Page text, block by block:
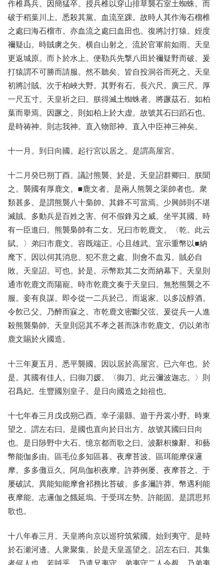
作椎爲兵。因簡猛卒。授兵椎以穿山排草襲石室土蜘蛛。而
破于稻葉川上。悉殺其黨。血流至踝。故時人其作海石榴椎
之處曰海石榴市。亦血流之處曰血田也。復將討打猿。姪度
禰疑山。時賊虜之矢。横自山射之。流於官軍前如雨。天皇
更返城原。而卜於水上。便勒兵先撃八田於禰疑野而破。爰
打猿謂不可勝而請服。然不聽矣。皆自投洞谷而死之。天皇
初將討賊。次于柏峽大野。其野有石。長六尺。廣三尺。厚
一尺五寸。天皇祈之曰。朕得滅土蜘蛛者。將蹶茲石。如柏
葉而擧焉。因蹶之。則如柏上於大虚。故號其石曰蹈石也。
是時祷神。則志我神。直入物部神。直入中臣神三神矣。
十一月。到日向國。起行宮以居之。是謂高屋宮。
十二月癸巳朔丁酉。議討熊襲。於是。天皇詔群卿曰。朕聞
之。襲國有厚鹿文。■鹿文者。是兩人熊襲之渠帥者也。衆
類甚多。是謂熊襲八十梟帥。其鋒不可當焉。少興師則不堪
滅賊。多動兵是百姓之害。何不假鋒刄之威。坐平其國。時
有一臣進曰。熊襲梟帥有二女。兄曰市乾鹿文。〈乾。此云
賦。〉弟曰市鹿文。容既端正。心且雄武。宜示重幣以■納
麾下。因以伺其消息。犯不意之處。則會不血刄。賊必自
敗。天皇詔。可也。於是。示幣欺其二女而納幕下。天皇則
通市乾鹿文而陽寵。時市乾鹿文奏于天皇曰。無愁熊襲之不
服。妾有良謀。即令從一二兵於己。而返家。以多設醇酒。
令飮己父。乃醉而寐之。市乾鹿文密斷父弦。爰從兵一人進
殺熊襲梟帥。天皇則惡其不孝之甚而誅市乾鹿文。仍以弟市
鹿文賜於火國造。
十三年夏五月。悉平襲國。因以居於高屋宮。已六年也。於
是。其國有佳人。曰御刀媛。〈御刀。此云彌波迦志。〉則
召爲妃。生豐國別皇子。是日向國造之始祖也。
十七年春三月戊戌朔己酉。幸子湯縣。遊于丹裳小野。時東
望之。謂左右曰。是國也直向於日出方。故號其國曰日向
也。是日陟野中大石。憶京都而歌之曰。波辭枳豫辭。和藝
幣能伽多由。區毛位多知區暮。夜摩苔波。區珥能摩保邏
摩。多多儺豆久。阿烏伽枳夜摩。許莽例屡。夜摩苔之。于
屡破試。異能知能摩會祁務比苔破。多多濔許莽。幣遇利能
夜摩能。志邏伽之餓延塢。于受珥左勢。許能固。是謂思邦
歌也。
十八年春三月。天皇將向京以巡狩筑紫國。始到夷守。是時
於石瀬河邊。人衆聚集。於是天皇遥望之。詔左右曰。其集
者何人也。若賊乎。乃遣兄夷守。弟夷守二人令覩。乃弟夷